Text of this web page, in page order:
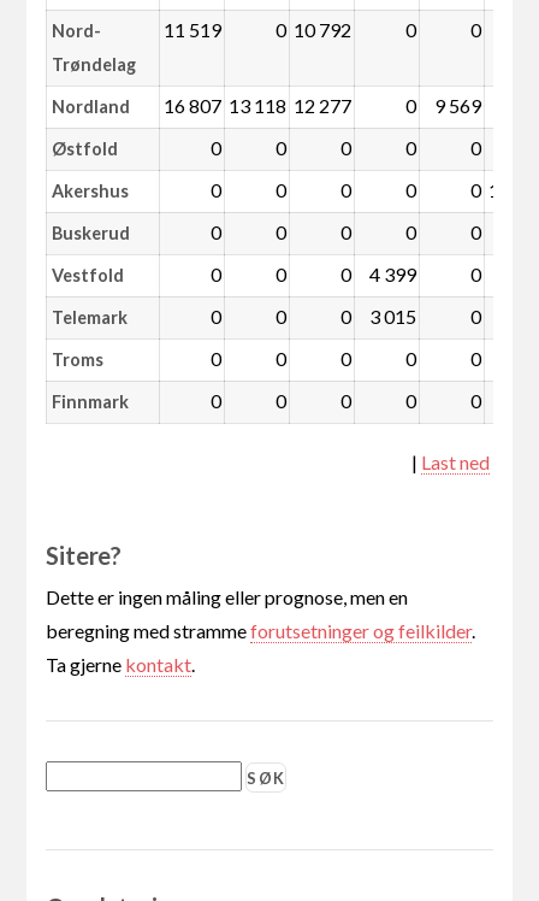
Nord-
Trøndelag
11 519 0 10 792 0 0
Nordland 16 807 13 118 12 277 0 9 569
Østfold 0 0 0 0 0
Akershus 0 0 0 0 0 10
Buskerud 0 0 0 0 0
Vestfold 0 0 0 4 399 0
Telemark 0 0 0 3 015 0
Troms 0 0 0 0 0
Finnmark 0 0 0 0 0
| Last ned
Sitere?
Dette er ingen måling eller prognose, men en
beregning med strammeforutsetninger og feilkilder.
Ta gjerne kontakt